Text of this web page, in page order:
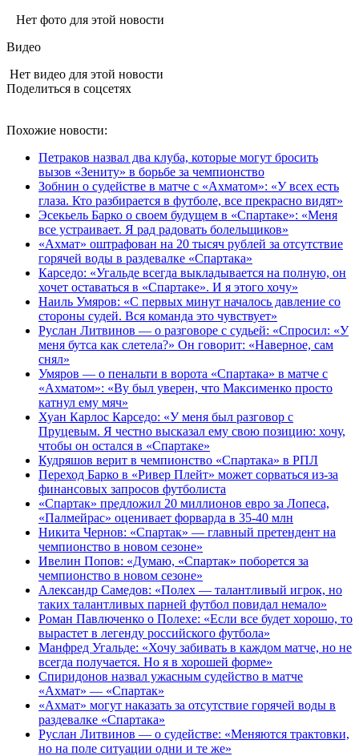
Нет фото для этой новости
Видео
Нет видео для этой новости
Поделиться в соцсетях
Похожие новости:
Петраков назвал два клуба, которые могут бросить
вызов «Зениту» в борьбе за чемпионство
Зобнин о судействе в матче с «Ахматом»: «У всех есть
глаза. Кто разбирается в футболе, все прекрасно видят»
Эсекьель Барко о своем будущем в «Спартаке»: «Меня
все устраивает. Я рад радовать болельщиков»
«Ахмат» оштрафован на 20 тысяч рублей за отсутствие
горячей воды в раздевалке «Спартака»
Карседо: «Угальде всегда выкладывается на полную, он
хочет оставаться в «Спартаке». И я этого хочу»
Наиль Умяров: «С первых минут началось давление со
стороны судей. Вся команда это чувствует»
Руслан Литвинов — о разговоре с судьей: «Спросил: «У
меня бутса как слетела?» Он говорит: «Наверное, сам
снял»
Умяров — о пенальти в ворота «Спартака» в матче с
«Ахматом»: «Ву был уверен, что Максименко просто
катнул ему мяч»
Хуан Карлос Карседо: «У меня был разговор с
Пруцевым. Я честно высказал ему свою позицию: хочу,
чтобы он остался в «Спартаке»
Кудряшов верит в чемпионство «Спартака» в РПЛ
Переход Барко в «Ривер Плейт» может сорваться из‑за
финансовых запросов футболиста
«Спартак» предложил 20 миллионов евро за Лопеса,
«Палмейрас» оценивает форварда в 35-40 млн
Никита Чернов: «Спартак» — главный претендент на
чемпионство в новом сезоне»
Ивелин Попов: «Думаю, «Спартак» поборется за
чемпионство в новом сезоне»
Александр Самедов: «Полех — талантливый игрок, но
таких талантливых парней футбол повидал немало»
Роман Павлюченко о Полехе: «Если все будет хорошо, то
вырастет в легенду российского футбола»
Манфред Угальде: «Хочу забивать в каждом матче, но не
всегда получается. Но я в хорошей форме»
Спиридонов назвал ужасным судейство в матче
«Ахмат» — «Спартак»
«Ахмат» могут наказать за отсутствие горячей воды в
раздевалке «Спартака»
Руслан Литвинов — о судействе: «Меняются трактовки,
но на поле ситуации одни и те же»